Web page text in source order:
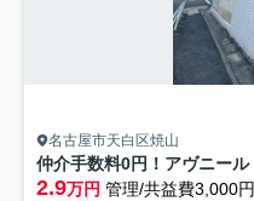
名古屋市天白区焼山
仲介手数料0円！アヴニール
2.9万円 管理/共益費3,000円